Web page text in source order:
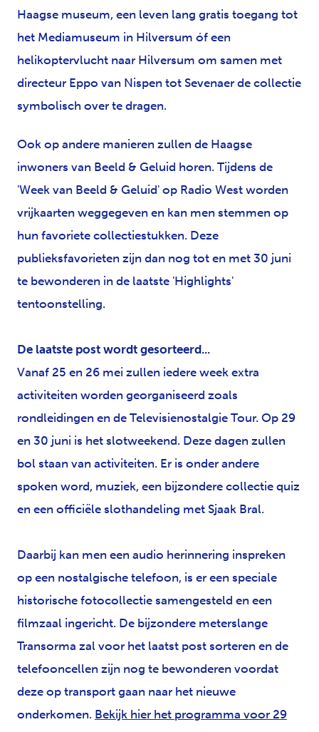
Haagse museum, een leven lang gratis toegang tot
het Mediamuseum in Hilversum óf een
helikoptervlucht naar Hilversum om samen met
directeur Eppo van Nispen tot Sevenaer de collectie
symbolisch over te dragen.
Ook op andere manieren zullen de Haagse
inwoners van Beeld & Geluid horen. Tijdens de
'Week van Beeld & Geluid' op Radio West worden
vrijkaarten weggegeven en kan men stemmen op
hun favoriete collectiestukken. Deze
publieksfavorieten zijn dan nog tot en met 30 juni
te bewonderen in de laatste 'Highlights'
tentoonstelling.
De laatste post wordt gesorteerd...
Vanaf 25 en 26 mei zullen iedere week extra
activiteiten worden georganiseerd zoals
rondleidingen en de Televisienostalgie Tour. Op 29
en 30 juni is het slotweekend. Deze dagen zullen
bol staan van activiteiten. Er is onder andere
spoken word, muziek, een bijzondere collectie quiz
en een officiële slothandeling met Sjaak Bral.
Daarbij kan men een audio herinnering inspreken
op een nostalgische telefoon, is er een speciale
historische fotocollectie samengesteld en een
filmzaal ingericht. De bijzondere meterslange
Transorma zal voor het laatst post sorteren en de
telefooncellen zijn nog te bewonderen voordat
deze op transport gaan naar het nieuwe
onderkomen. Bekijk hier het programma voor 29